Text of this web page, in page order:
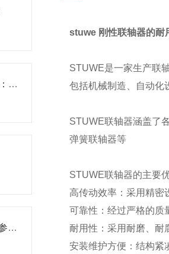
SCHOTT KL1500HAL光源：生物医学显微镜成像的“色彩保真解决方案”应用案例
GRAS 46AE 麦克风组件的参数信息
stuwe 刚性联轴器的耐
STUWE是一家生产联
包括机械制造、自动化
STUWE联轴器涵盖了
弹簧联轴器等
STUWE联轴器的主要
高传动效率：采用精密
可靠性：经过严格的质
耐用性：采用耐磨、耐
安装维护方便：结构紧